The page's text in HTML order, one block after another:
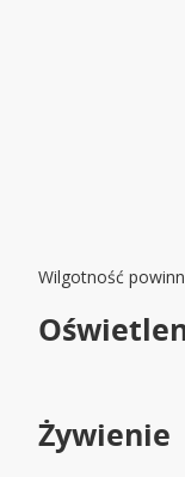
Wilgotność
Żywienie